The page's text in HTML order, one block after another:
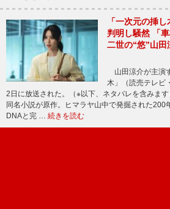
「一次元の挿
判明し騒然 「
二世の“悠”山田
山田涼介が主演
木」（読売テレビ
2日に放送された。（※以下、ネタバレを含みま
同名小説が原作。ヒマラヤ山中で発掘された200
DNAと完 … 続きを読む